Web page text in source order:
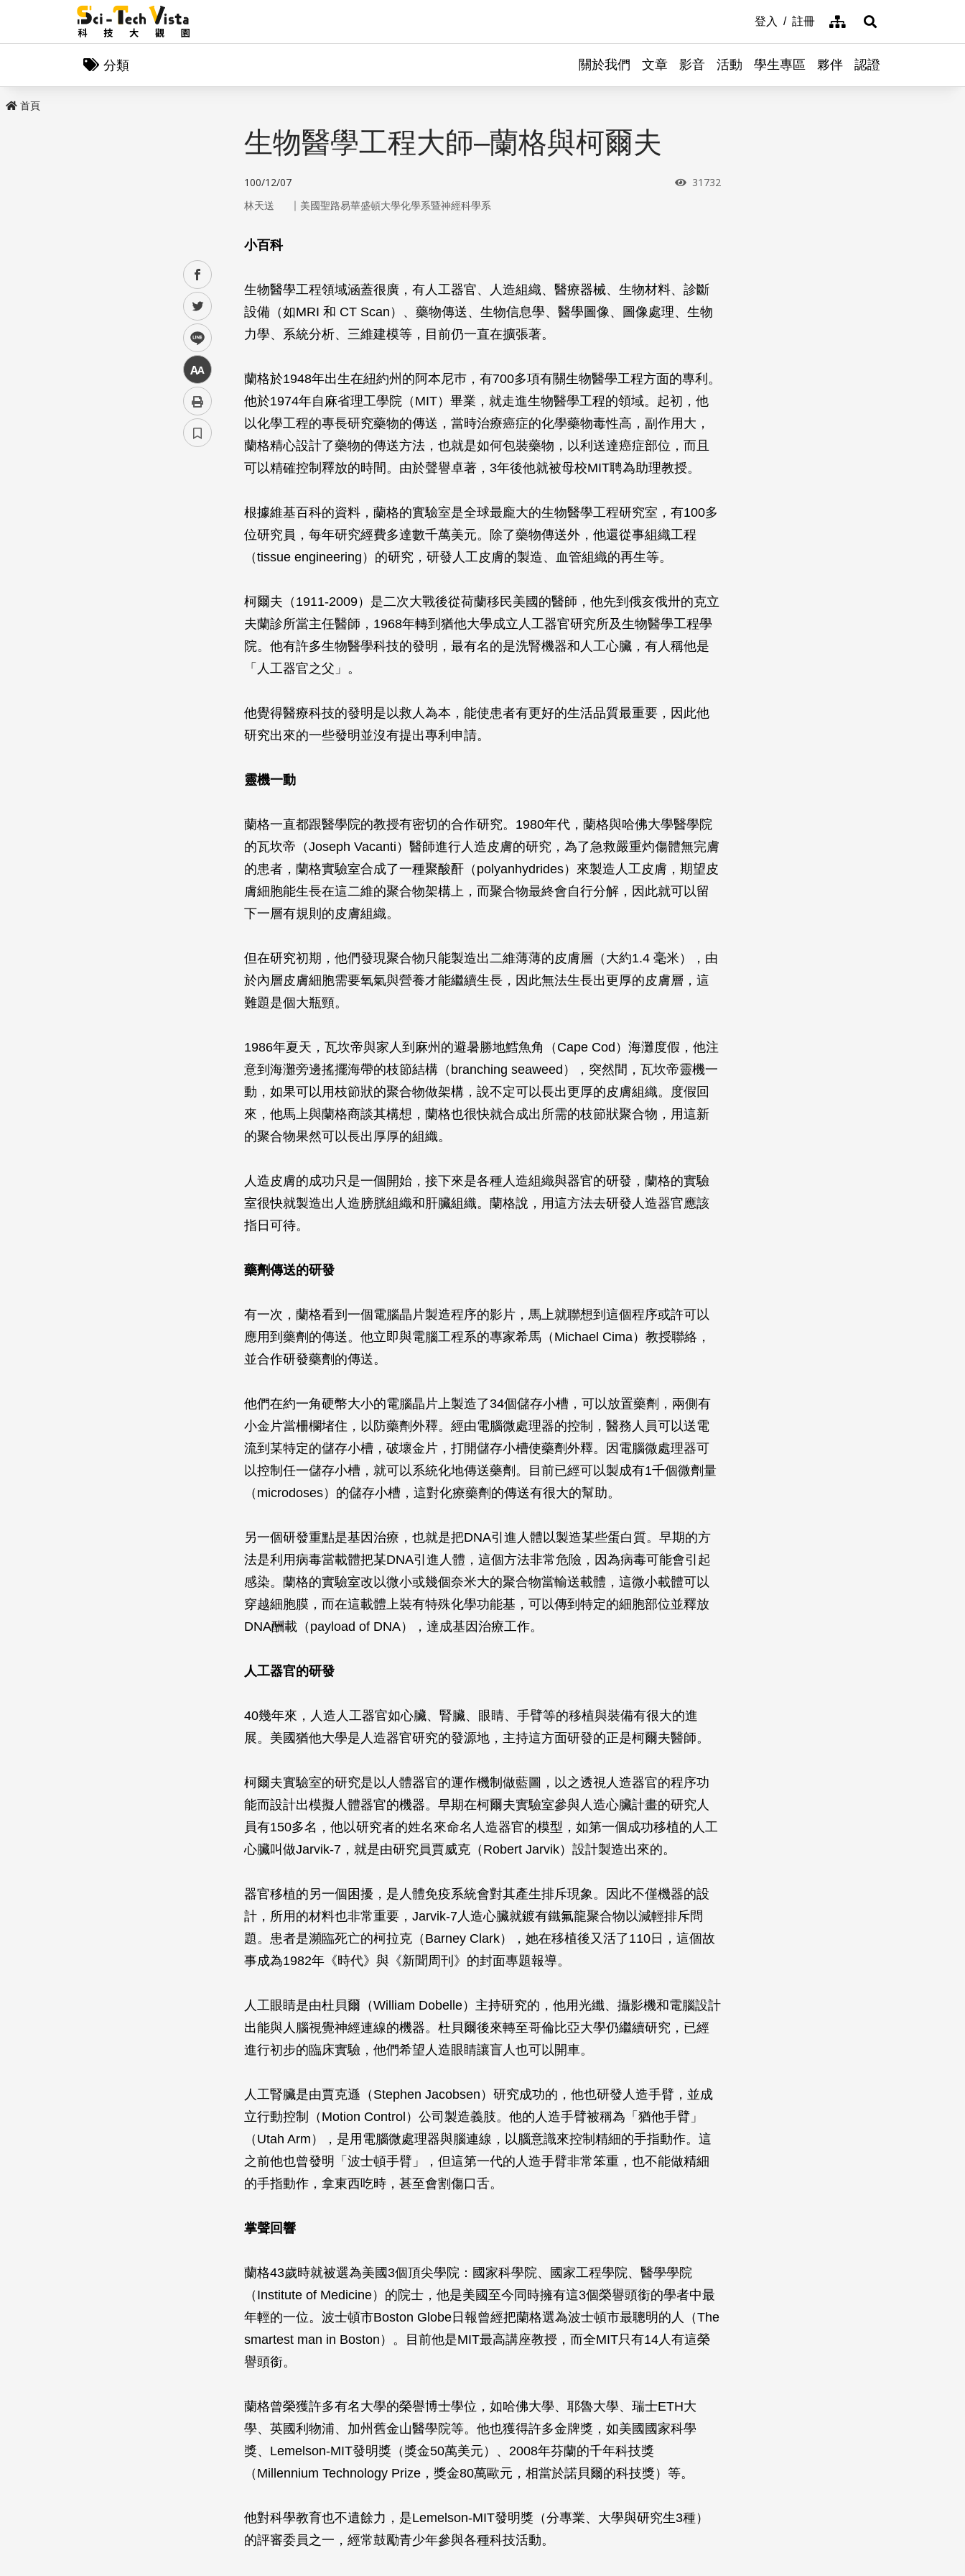
登入 註冊 網站導覽展開搜尋
分類 關於我們 文章 影音 活動 學生專區 夥伴 認證
首頁
facebook
twitter
line
中
生物醫學工程大師–蘭格與柯爾夫
100/12/07 瀏覽次數
31732
林天送 ｜ 美國聖路易華盛頓大學化學系暨神經科學系
小百科
生物醫學工程領域涵蓋很廣，有人工器官、人造組織、醫療器械、生物材料、診斷
設備（如MRI 和 CT Scan）、藥物傳送、生物信息學、醫學圖像、圖像處理、生物
力學、系統分析、三維建模等，目前仍一直在擴張著。
蘭格於1948年出生在紐約州的阿本尼巿，有700多項有關生物醫學工程方面的專利。
他於1974年自麻省理工學院（MIT）畢業，就走進生物醫學工程的領域。起初，他
以化學工程的專長研究藥物的傳送，當時治療癌症的化學藥物毒性高，副作用大，
蘭格精心設計了藥物的傳送方法，也就是如何包裝藥物，以利送達癌症部位，而且
可以精確控制釋放的時間。由於聲譽卓著，3年後他就被母校MIT聘為助理教授。
根據維基百科的資料，蘭格的實驗室是全球最龐大的生物醫學工程研究室，有100多
位研究員，每年研究經費多達數千萬美元。除了藥物傳送外，他還從事組織工程
（tissue engineering）的研究，研發人工皮膚的製造、血管組織的再生等。
柯爾夫（1911-2009）是二次大戰後從荷蘭移民美國的醫師，他先到俄亥俄卅的克立
夫蘭診所當主任醫師，1968年轉到猶他大學成立人工器官研究所及生物醫學工程學
院。他有許多生物醫學科技的發明，最有名的是洗腎機器和人工心臟，有人稱他是
「人工器官之父」。
他覺得醫療科技的發明是以救人為本，能使患者有更好的生活品質最重要，因此他
研究出來的一些發明並沒有提出專利申請。
靈機一動
蘭格一直都跟醫學院的教授有密切的合作研究。1980年代，蘭格與哈佛大學醫學院
的瓦坎帝（Joseph Vacanti）醫師進行人造皮膚的研究，為了急救嚴重灼傷體無完膚
的患者，蘭格實驗室合成了一種聚酸酐（polyanhydrides）來製造人工皮膚，期望皮
膚細胞能生長在這二維的聚合物架構上，而聚合物最終會自行分解，因此就可以留
下一層有規則的皮膚組織。
但在研究初期，他們發現聚合物只能製造出二維薄薄的皮膚層（大約1.4 毫米），由
於內層皮膚細胞需要氧氣與營養才能繼續生長，因此無法生長出更厚的皮膚層，這
難題是個大瓶頸。
1986年夏天，瓦坎帝與家人到麻州的避暑勝地鱈魚角（Cape Cod）海灘度假，他注
意到海灘旁邊搖擺海帶的枝節結構（branching seaweed），突然間，瓦坎帝靈機一
動，如果可以用枝節狀的聚合物做架構，說不定可以長出更厚的皮膚組織。度假回
來，他馬上與蘭格商談其構想，蘭格也很快就合成出所需的枝節狀聚合物，用這新
的聚合物果然可以長出厚厚的組織。
人造皮膚的成功只是一個開始，接下來是各種人造組織與器官的研發，蘭格的實驗
室很快就製造出人造膀胱組織和肝臟組織。蘭格說，用這方法去研發人造器官應該
指日可待。
藥劑傳送的研發
有一次，蘭格看到一個電腦晶片製造程序的影片，馬上就聯想到這個程序或許可以
應用到藥劑的傳送。他立即與電腦工程系的專家希馬（Michael Cima）教授聯絡，
並合作研發藥劑的傳送。
他們在約一角硬幣大小的電腦晶片上製造了34個儲存小槽，可以放置藥劑，兩側有
小金片當柵欄堵住，以防藥劑外釋。經由電腦微處理器的控制，醫務人員可以送電
流到某特定的儲存小槽，破壞金片，打開儲存小槽使藥劑外釋。因電腦微處理器可
以控制任一儲存小槽，就可以系統化地傳送藥劑。目前已經可以製成有1千個微劑量
（microdoses）的儲存小槽，這對化療藥劑的傳送有很大的幫助。
另一個研發重點是基因治療，也就是把DNA引進人體以製造某些蛋白質。早期的方
法是利用病毒當載體把某DNA引進人體，這個方法非常危險，因為病毒可能會引起
感染。蘭格的實驗室改以微小或幾個奈米大的聚合物當輸送載體，這微小載體可以
穿越細胞膜，而在這載體上裝有特殊化學功能基，可以傳到特定的細胞部位並釋放
DNA酬載（payload of DNA），達成基因治療工作。
人工器官的研發
40幾年來，人造人工器官如心臟、腎臟、眼睛、手臂等的移植與裝備有很大的進
展。美國猶他大學是人造器官研究的發源地，主持這方面研發的正是柯爾夫醫師。
柯爾夫實驗室的研究是以人體器官的運作機制做藍圖，以之透視人造器官的程序功
能而設計出模擬人體器官的機器。早期在柯爾夫實驗室參與人造心臟計畫的研究人
員有150多名，他以研究者的姓名來命名人造器官的模型，如第一個成功移植的人工
心臟叫做Jarvik-7，就是由研究員賈威克（Robert Jarvik）設計製造出來的。
器官移植的另一個困擾，是人體免疫系統會對其產生排斥現象。因此不僅機器的設
計，所用的材料也非常重要，Jarvik-7人造心臟就鍍有鐵氟龍聚合物以減輕排斥問
題。患者是瀕臨死亡的柯拉克（Barney Clark），她在移植後又活了110日，這個故
事成為1982年《時代》與《新聞周刊》的封面專題報導。
人工眼睛是由杜貝爾（William Dobelle）主持研究的，他用光纖、攝影機和電腦設計
出能與人腦視覺神經連線的機器。杜貝爾後來轉至哥倫比亞大學仍繼續研究，已經
進行初步的臨床實驗，他們希望人造眼睛讓盲人也可以開車。
人工腎臟是由賈克遜（Stephen Jacobsen）研究成功的，他也研發人造手臂，並成
立行動控制（Motion Control）公司製造義肢。他的人造手臂被稱為「猶他手臂」
（Utah Arm），是用電腦微處理器與腦連線，以腦意識來控制精細的手指動作。這
之前他也曾發明「波士頓手臂」，但這第一代的人造手臂非常笨重，也不能做精細
的手指動作，拿東西吃時，甚至會割傷口舌。
掌聲回響
蘭格43歲時就被選為美國3個頂尖學院：國家科學院、國家工程學院、醫學學院
（Institute of Medicine）的院士，他是美國至今同時擁有這3個榮譽頭銜的學者中最
年輕的一位。波士頓市Boston Globe日報曾經把蘭格選為波士頓市最聰明的人（The
smartest man in Boston）。目前他是MIT最高講座教授，而全MIT只有14人有這榮
譽頭銜。
蘭格曾榮獲許多有名大學的榮譽博士學位，如哈佛大學、耶魯大學、瑞士ETH大
學、英國利物浦、加州舊金山醫學院等。他也獲得許多金牌獎，如美國國家科學
獎、Lemelson-MIT發明獎（獎金50萬美元）、2008年芬蘭的千年科技獎
（Millennium Technology Prize，獎金80萬歐元，相當於諾貝爾的科技獎）等。
他對科學教育也不遺餘力，是Lemelson-MIT發明獎（分專業、大學與研究生3種）
的評審委員之一，經常鼓勵青少年參與各種科技活動。